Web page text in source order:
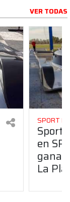
VER TODAS
SPORT
Sport
en
La